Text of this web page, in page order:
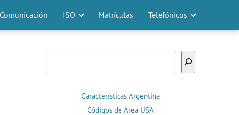
Comunicación ISO Matrículas Telefónicos
Características Argentina
Códigos de Área USA